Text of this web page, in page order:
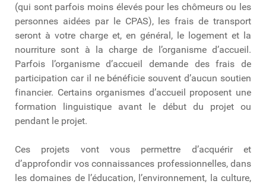
(qui sont parfois moins élevés pour les chômeurs ou les
personnes aidées par le CPAS), les frais de transport
seront à votre charge et, en général, le logement et la
nourriture sont à la charge de l’organisme d’accueil.
Parfois l’organisme d’accueil demande des frais de
participation car il ne bénéficie souvent d’aucun soutien
financier. Certains organismes d’accueil proposent une
formation linguistique avant le début du projet ou
pendant le projet.
Ces projets vont vous permettre d’acquérir et
d’approfondir vos connaissances professionnelles, dans
les domaines de l’éducation, l’environnement, la culture,